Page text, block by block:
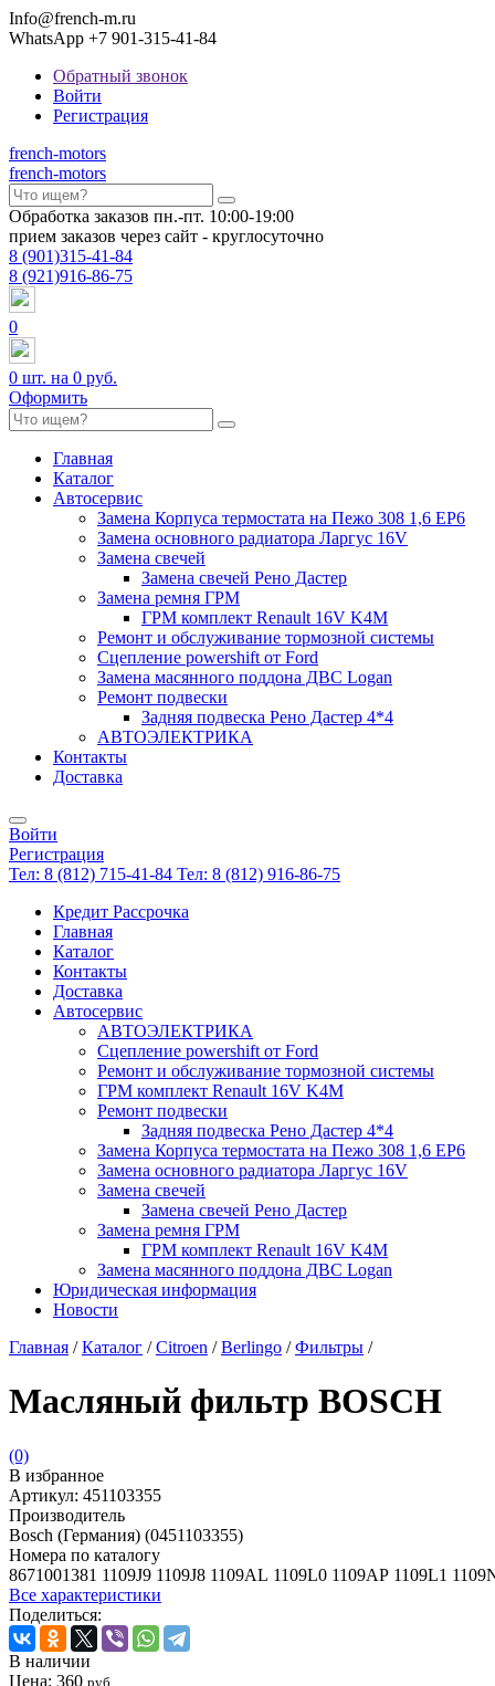
Info@french-m.ru
WhatsApp +7 901-315-41-84
Обратный звонок
Войти
Регистрация
french-motors
french-motors
Обработка заказов пн.-пт. 10:00-19:00
прием заказов через сайт - круглосуточно
8 (901)315-41-84
8 (921)916-86-75
0
0 шт. на 0 руб.
Оформить
Главная
Каталог
Автосервис
Замена Корпуса термостата на Пежо 308 1,6 EP6
Замена основного радиатора Ларгус 16V
Замена свечей
Замена свечей Рено Дастер
Замена ремня ГРМ
ГРМ комплект Renault 16V K4M
Ремонт и обслуживание тормозной системы
Сцепление powershift от Ford
Замена масянного поддона ДВС Logan
Ремонт подвески
Задняя подвеска Рено Дастер 4*4
АВТОЭЛЕКТРИКА
Контакты
Доставка
Войти
Регистрация
Тел: 8 (812) 715-41-84 Тел: 8 (812) 916-86-75
Кредит Рассрочка
Главная
Каталог
Контакты
Доставка
Автосервис
АВТОЭЛЕКТРИКА
Сцепление powershift от Ford
Ремонт и обслуживание тормозной системы
ГРМ комплект Renault 16V K4M
Ремонт подвески
Задняя подвеска Рено Дастер 4*4
Замена Корпуса термостата на Пежо 308 1,6 EP6
Замена основного радиатора Ларгус 16V
Замена свечей
Замена свечей Рено Дастер
Замена ремня ГРМ
ГРМ комплект Renault 16V K4M
Замена масянного поддона ДВС Logan
Юридическая информация
Новости
Главная / Каталог / Citroen / Berlingo / Фильтры /
Масляный фильтр BOSCH
(0)
В избранное
Артикул: 451103355
Производитель
Bosch (Германия) (0451103355)
Номера по каталогу
8671001381 1109J9 1109J8 1109AL 1109L0 1109AP 1109L1
Все характеристики
Поделиться:
В наличии
Цена: 360 руб.